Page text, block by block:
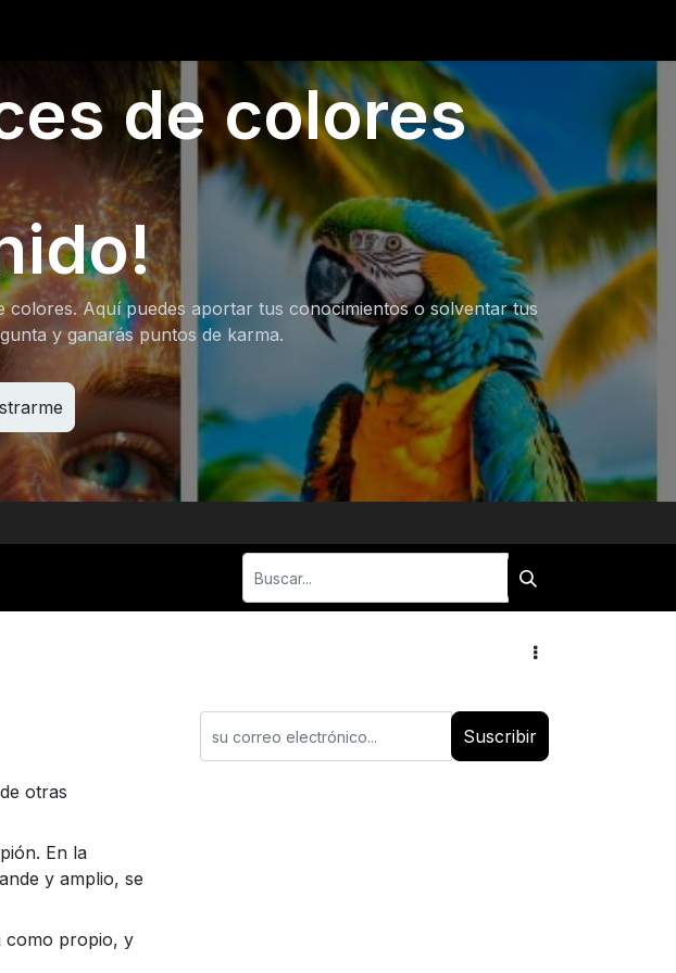
de colores
Aquí puedes aportar tus conocimientos o solventar tus
y ganarás puntos de karma.
Suscribir
otras
En la
y amplio, se
como propio, y